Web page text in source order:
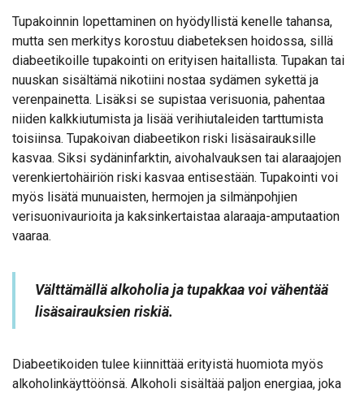
Tupakoinnin lopettaminen on hyödyllistä kenelle tahansa,
mutta sen merkitys korostuu diabeteksen hoidossa, sillä
diabeetikoille tupakointi on erityisen haitallista. Tupakan tai
nuuskan sisältämä nikotiini nostaa sydämen sykettä ja
verenpainetta. Lisäksi se supistaa verisuonia, pahentaa
niiden kalkkiutumista ja lisää verihiutaleiden tarttumista
toisiinsa. Tupakoivan diabeetikon riski lisäsairauksille
kasvaa. Siksi sydäninfarktin, aivohalvauksen tai alaraajojen
verenkiertohäiriön riski kasvaa entisestään. Tupakointi voi
myös lisätä munuaisten, hermojen ja silmänpohjien
verisuonivaurioita ja kaksinkertaistaa alaraaja-amputaation
vaaraa.
Välttämällä alkoholia ja tupakkaa voi vähentää
lisäsairauksien riskiä.
Diabeetikoiden tulee kiinnittää erityistä huomiota myös
alkoholinkäyttöönsä. Alkoholi sisältää paljon energiaa, joka